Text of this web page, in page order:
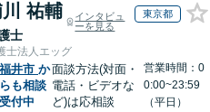
祐輔
士
インタビュ
ーを見る
東京都
士法人エッグ
福井市 か
らも相談
受付中
面談方法(対面・
電話・ビデオな
ど)は応相談
営業時間：0
0:00~23:59
（平日）